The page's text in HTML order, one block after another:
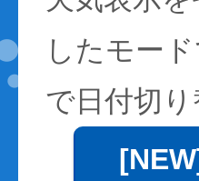
したモー
で日付切